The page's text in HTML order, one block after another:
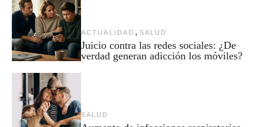
ACTUALIDAD , SALUD
Juicio contra las redes sociales: ¿De
verdad generan adicción los móviles?
SALUD